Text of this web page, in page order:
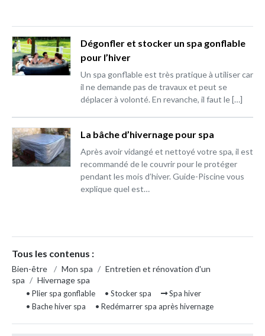
Dégonfler et stocker un spa gonflable
pour l’hiver
Un spa gonflable est très pratique à utiliser car
il ne demande pas de travaux et peut se
déplacer à volonté. En revanche, il faut le […]
La bâche d’hivernage pour spa
Après avoir vidangé et nettoyé votre spa, il est
recommandé de le couvrir pour le protéger
pendant les mois d’hiver. Guide-Piscine vous
explique quel est…
Tous les contenus :
Bien-être / Mon spa / Entretien et rénovation d'un
spa / Hivernage spa
• Plier spa gonflable • Stocker spa
Spa hiver
• Bache hiver spa
• Redémarrer spa après hivernage